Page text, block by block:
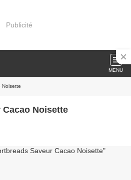
Publicité
MENU
Noisette
Noisette